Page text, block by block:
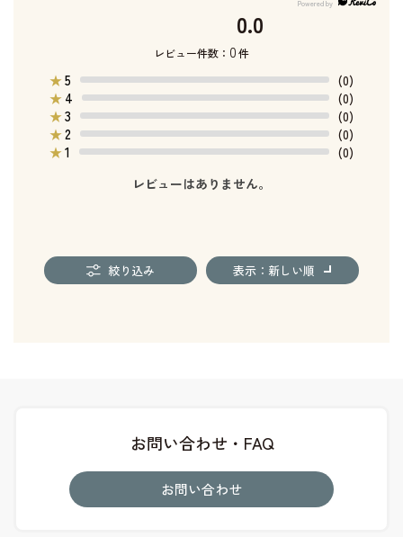
0.0
レビュー件数： 0件
★5
(0)
★ 4
(0)
★3
(0)
★2
(0)
★1
(0)
レビューはありません。
絞り込み 表示：新しい順
お問い合わせ・FAQ
お問い合わせ